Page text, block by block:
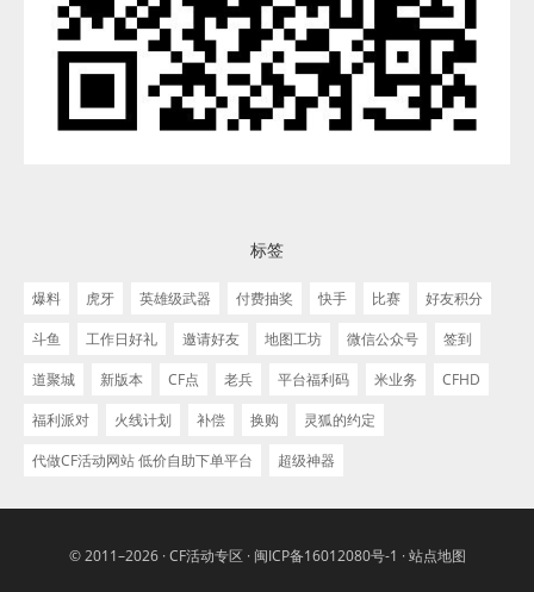
标签
爆料 虎牙 英雄级武器 付费抽奖 快手 比赛
好友积分
斗鱼
工作日好礼 邀请好友 地图工坊 微信公众号
签到
道聚城
新版本 CF点 老兵 平台福利码 米业务
CFHD
福利派对
火线计划 补偿 换购
灵狐的约定
代做CF活动网站 低价自助下单平台
超级神器
© 2011–2026 ·CF活动专区 · 闽ICP备16012080号-1 ·站点地图